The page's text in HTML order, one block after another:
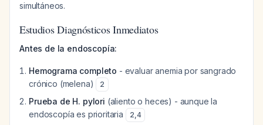
simultáneos.
Estudios Diagnósticos Inmediatos
Antes de la endoscopía:
Hemograma completo - evaluar anemia por sangrado
crónico (melena)
2
Prueba de H. pylori (aliento o heces) - aunque la
endoscopía es prioritaria
2,4